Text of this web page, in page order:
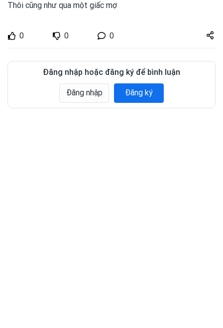
Thôi cũng như qua một giấc mợ
0 0 0
Share
zuto.vn
Đăng nhập hoặc đăng ký để bình luận
Đăng nhập Đăng ký